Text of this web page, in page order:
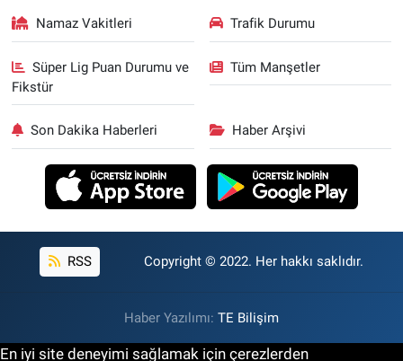
Namaz Vakitleri Trafik Durumu
Süper Lig Puan Durumu ve
Fikstür
Tüm Manşetler
Son Dakika Haberleri Haber Arşivi
RSS Copyright © 2022. Her hakkı saklıdır.
Haber Yazılımı: TE Bilişim
En iyi site deneyimi sağlamak için çerezlerden